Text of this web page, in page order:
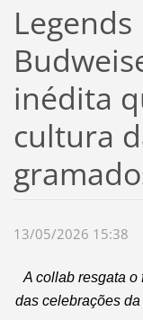
inédita
cultura
13/05/2026 15:38
A collab resgata o
das celebrações